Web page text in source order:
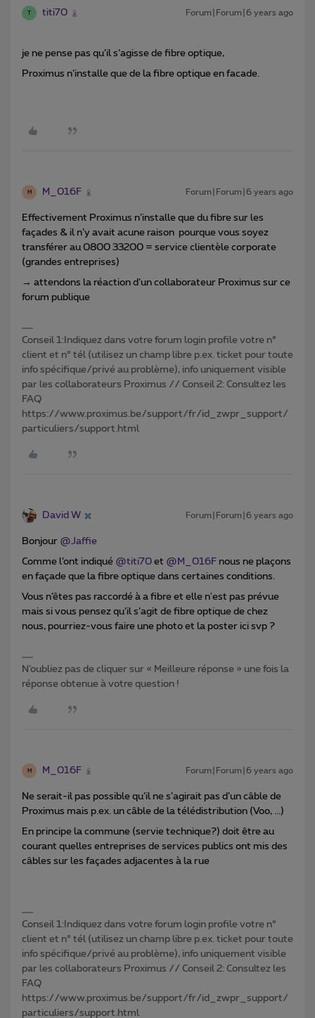
T titi70 Forum|Forum|6 years ago
je ne pense pas qu’il s’agisse de fibre optique,
Proximus n’installe que de la fibre optique en facade.
M M_016F Forum|Forum|6 years ago
Effectivement Proximus n’installe que du fibre sur les
façades & il n’y avait acune raison pourque vous soyez
transférer au 0800 33200 = service clientèle corporate
(grandes entreprises)
→ attendons la réaction d’un collaborateur Proximus sur ce
forum publique
Conseil 1:Indiquez dans votre forum login profile votre n°
client et n° tél (utilisez un champ libre p.ex. ticket pour toute
info spécifique/privé au problème), info uniquement visible
par les collaborateurs Proximus // Conseil 2: Consultez les
FAQ
https://www.proximus.be/support/fr/id_zwpr_support/
particuliers/support.html
David W Forum|Forum|6 years ago
Bonjour @Jaffie
Comme l’ont indiqué @titi70 et @M_016F nous ne plaçons
en façade que la fibre optique dans certaines conditions.
Vous n’êtes pas raccordé à a fibre et elle n'est pas prévue
mais si vous pensez qu’il s’agit de fibre optique de chez
nous, pourriez-vous faire une photo et la poster ici svp ?
N’oubliez pas de cliquer sur « Meilleure réponse » une fois la
réponse obtenue à votre question !
M M_016F Forum|Forum|6 years ago
Ne serait-il pas possible qu’il ne s’agirait pas d’un câble de
Proximus mais p.ex. un câble de la télédistribution (Voo, ...)
En principe la commune (servie technique?) doit être au
courant quelles entreprises de services publics ont mis des
câbles sur les façades adjacentes à la rue
Conseil 1:Indiquez dans votre forum login profile votre n°
client et n° tél (utilisez un champ libre p.ex. ticket pour toute
info spécifique/privé au problème), info uniquement visible
par les collaborateurs Proximus // Conseil 2: Consultez les
FAQ
https://www.proximus.be/support/fr/id_zwpr_support/
particuliers/support.html